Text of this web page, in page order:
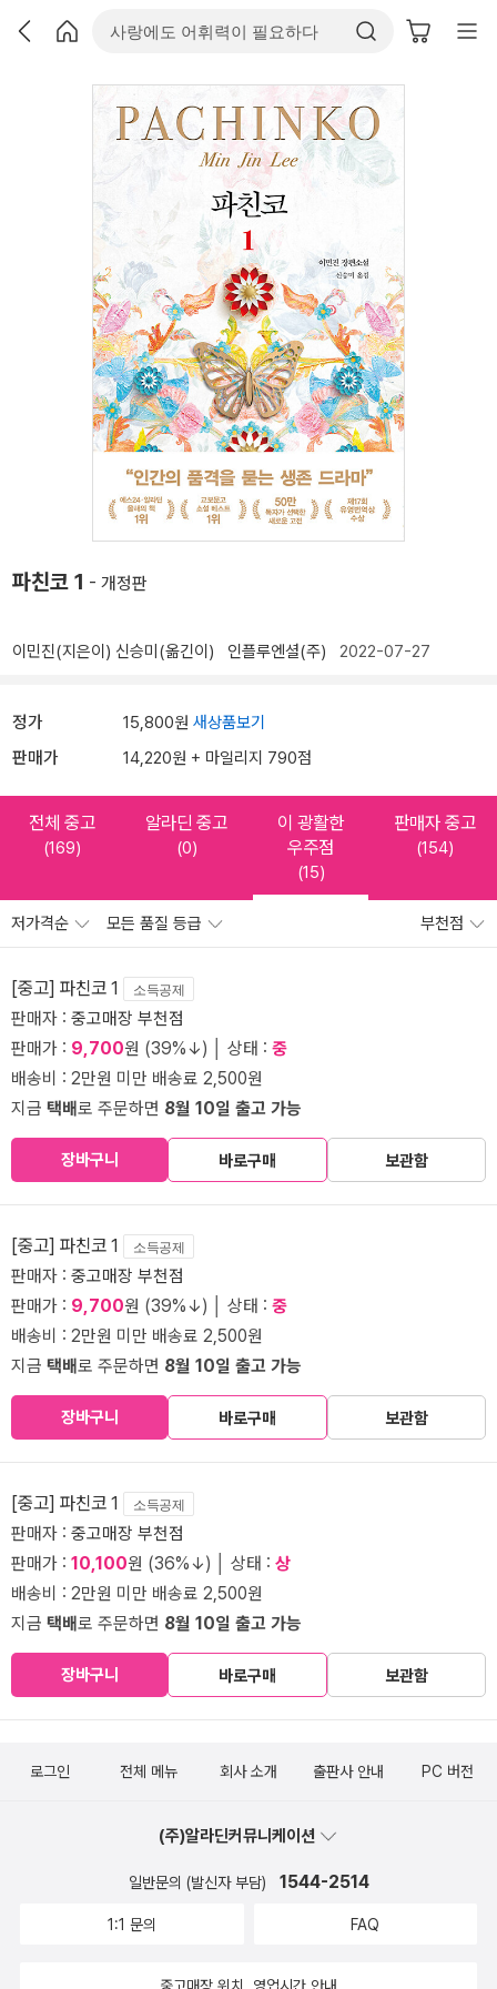
파친코 1 - 개정판
이민진(지은이) 신승미(옮긴이) 인플루엔셜(주) 2022-07-27
정가 15,800원 새상품보기
판매가 14,220원 + 마일리지 790점
전체 중고
(169)
알라딘 중고
(0)
이 광활한
우주점
(15)
판매자 중고
(154)
저가격순 모든 품질 등급 부천점
[중고] 파친코 1 소득공제
판매자 : 중고매장 부천점
판매가 : 9,700원 (39%↓) │ 상태 : 중
배송비 : 2만원 미만 배송료 2,500원
지금 택배로 주문하면 8월 10일 출고 가능
장바구니 바로구매 보관함
[중고] 파친코 1 소득공제
판매자 : 중고매장 부천점
판매가 : 9,700원 (39%↓) │ 상태 : 중
배송비 : 2만원 미만 배송료 2,500원
지금 택배로 주문하면 8월 10일 출고 가능
장바구니 바로구매 보관함
[중고] 파친코 1 소득공제
판매자 : 중고매장 부천점
판매가 : 10,100원 (36%↓) │ 상태 : 상
배송비 : 2만원 미만 배송료 2,500원
지금 택배로 주문하면 8월 10일 출고 가능
장바구니 바로구매 보관함
로그인 전체 메뉴 회사 소개 출판사 안내 PC 버전
(주)알라딘커뮤니케이션
일반문의 (발신자 부담) 1544-2514
1:1 문의 FAQ